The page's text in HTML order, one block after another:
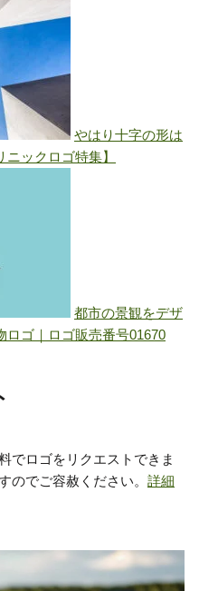
でロゴをリクエストできま
のでご容赦ください。 詳細